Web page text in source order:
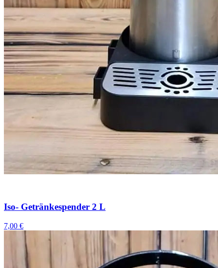
Iso- Getränkespender 2 L
7,00 €